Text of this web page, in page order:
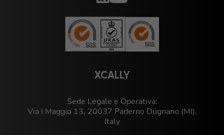
XCALLY
Sede Legale e Operativa:
Via I Maggio 13, 20037 Paderno Dugnano (MI),
Italy